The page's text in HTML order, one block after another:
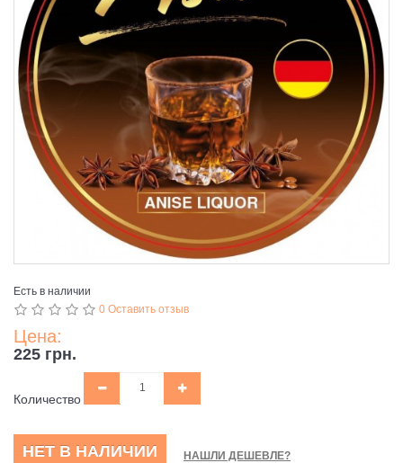
Есть в наличии
0 Оставить отзыв
Цена:
225 грн.
Количество
НЕТ В НАЛИЧИИ НАШЛИ ДЕШЕВЛЕ?